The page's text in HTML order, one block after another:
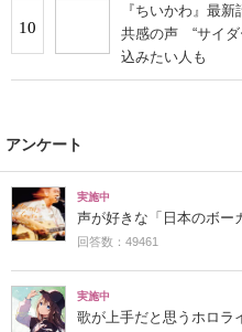
10
『ちいかわ』最
共感の声 “サイダ
込みたい人も
アンケート
実施中
声が好きな「日本のボー
回答数：49461
実施中
歌が上手だと思うホロラ